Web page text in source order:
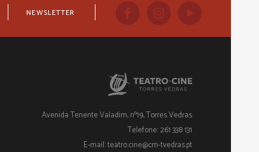
NEWSLETTER
Avenida Tenente Valadim, nº19, Torres Vedras
Telefone: 261 338 131
E-mail: teatro.cine@cm-tvedras.pt